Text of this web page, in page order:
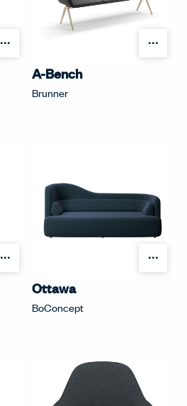
A-Bench
Brunner
Ottawa
BoConcept